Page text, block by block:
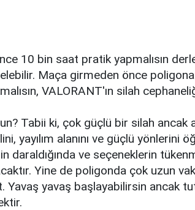
10 bin saat pratik yapmalısın
Maça girmeden önce
VALORANT'ın silah
Tabii ki, çok güçlü bir silah ancak
yayılım alanını ve güçlü yönlerini
daraldığında ve seçeneklerin
Yine de poligonda çok uzun
Yavaş yavaş başlayabilirsin ancak